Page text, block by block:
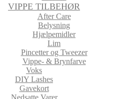
VIPPE TILBEHØR
After Care
Belysning
Hjælpemidler
Lim
Pincetter og Tweezer
Vippe- & Brynfarve
Voks
DIY Lashes
Gavekort
Nedsatte Varer